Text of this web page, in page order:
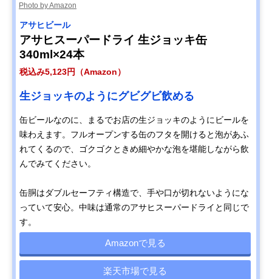
Photo by Amazon
アサヒビール
アサヒスーパードライ 生ジョッキ缶
340ml×24本
税込み5,123円（Amazon）
生ジョッキのようにグビグビ飲める
缶ビールなのに、まるでお店の生ジョッキのようにビールを
味わえます。フルオープンする缶のフタを開けると泡があふ
れてくるので、ゴクゴクときめ細やかな泡を堪能しながら飲
んでみてください。
缶胴はダブルセーフティ構造で、手や口が切れないようにな
っていて安心。中味は通常のアサヒスーパードライと同じで
す。
Amazonで見る
楽天市場で見る